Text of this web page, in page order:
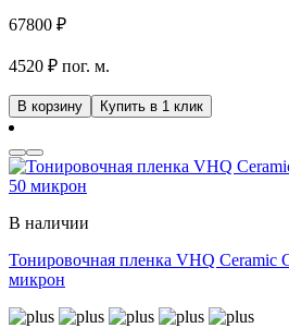
67800 ₽
4520 ₽ пог. м.
В корзину Купить в 1 клик
В наличии
Тонировочная пленка VHQ Ceramic
микрон